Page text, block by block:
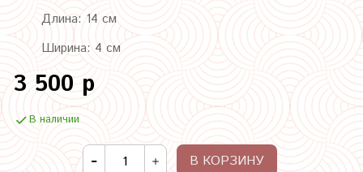
Длина: 14 см
Ширина: 4 см
3 500 р
В наличии
В КОРЗИНУ